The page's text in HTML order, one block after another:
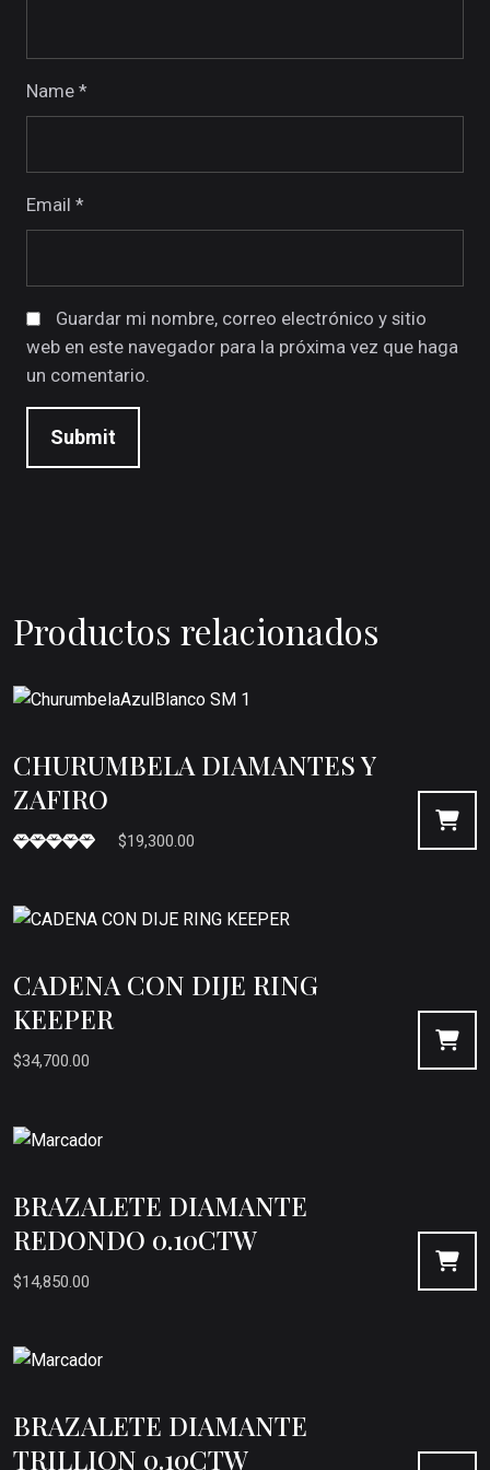
Name *
Email *
Guardar mi nombre, correo electrónico y sitio
web en este navegador para la próxima vez que haga
un comentario.
Productos relacionados
CHURUMBELA DIAMANTES Y
ZAFIRO
$19,300.00
CADENA CON DIJE RING
KEEPER
$34,700.00
BRAZALETE DIAMANTE
REDONDO 0.10CTW
$14,850.00
BRAZALETE DIAMANTE
TRILLION 0.10CTW